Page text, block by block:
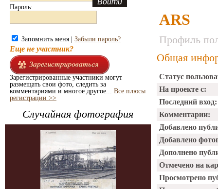
Пароль:
Запомнить меня | Забыли пароль?
Еще не участник?
Зарегистрированные участники могут
размещать свои фото, следить за
комментариями и многое другое... Все плюсы
регистрации >>
Случайная фотография
ARS
Профиль
Общая
Статус
На проекте с:
Последний вход:
Комментарии:
Добавлено
Добавлено
Дополнено
Отмечено на
Просмотрено